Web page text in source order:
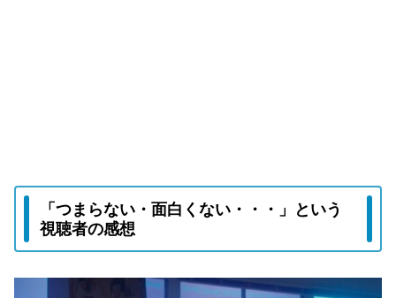
「つまらない・面白くない・・・」という
視聴者の感想